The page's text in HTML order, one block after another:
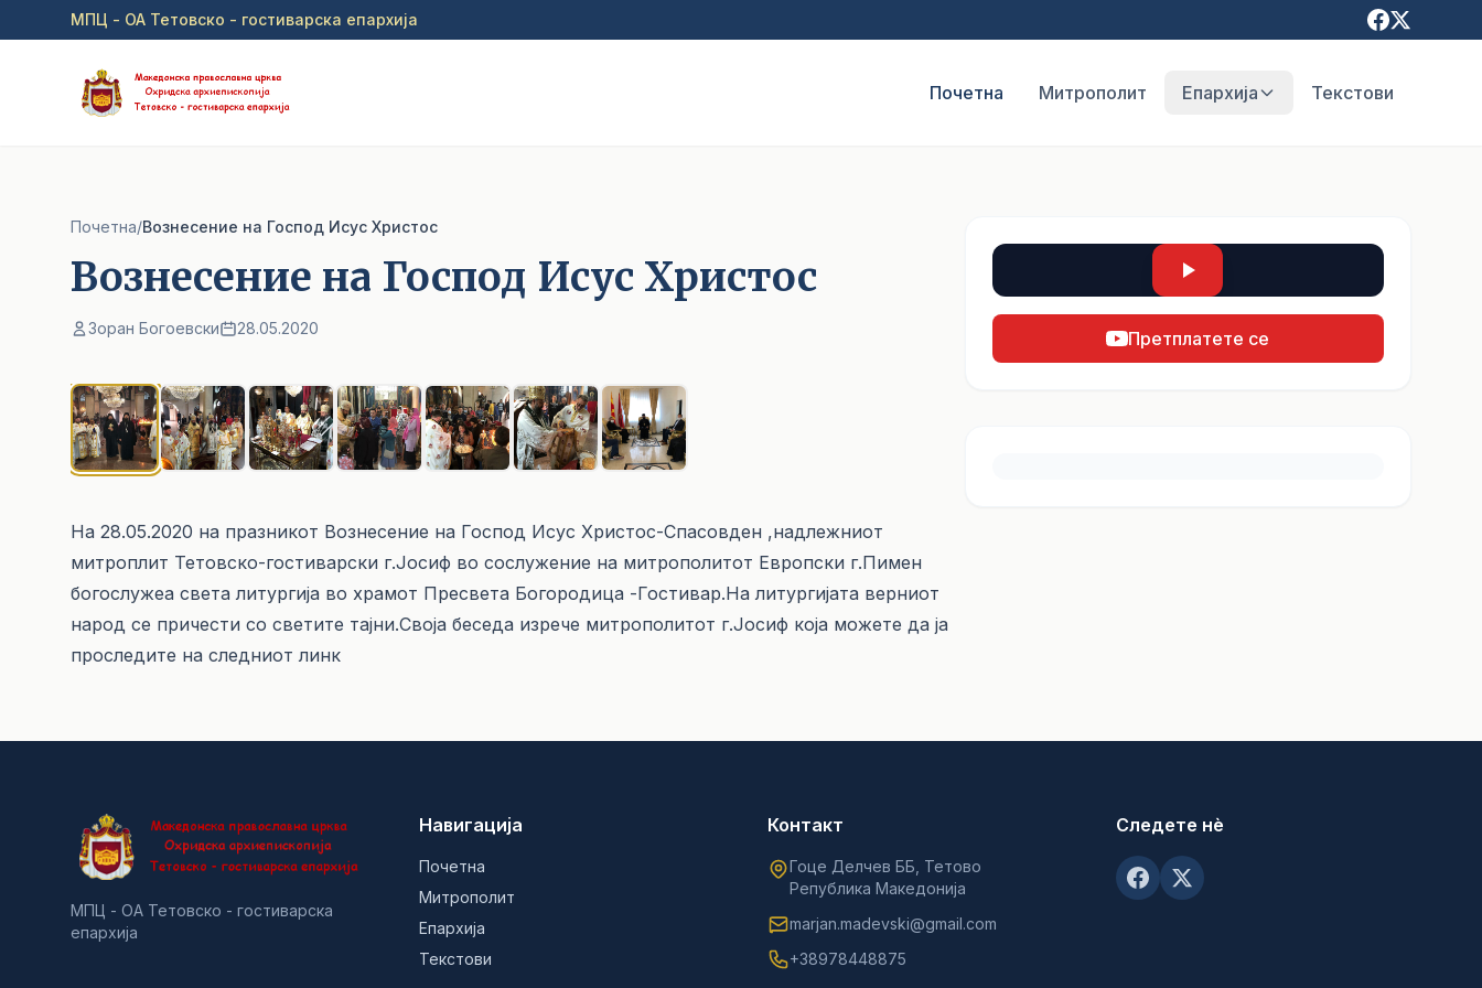
Прејди на главна содржина
МПЦ - ОА Тетовско - гостиварска епархија
Почетна Митрополит Епархија Текстови
Почетна/Вознесение на Господ Исус Христос
Вознесение на Господ Исус Христос
Зоран Богоевски 28.05.2020
На 28.05.2020 на празникот Вознесение на Господ Исус Христос-Спасовден ,надлежниот
митроплит Тетовско-гостиварски г.Јосиф во сослужение на митрополитот Европски г.Пимен
богослужеа света литургија во храмот Пресвета Богородица -Гостивар.На литургијата верниот
народ се причести со светите тајни.Своја беседа изрече митрополитот г.Јосиф која можете да ја
проследите на следниотлинк
Претплатете се
МПЦ - ОА Тетовско - гостиварска
епархија
Навигација
Почетна
Митрополит
Епархија
Текстови
Контакт
Гоце Делчев ББ, Тетово
Република Македонија
marjan.madevski@gmail.com
+38978448875
Следете нè